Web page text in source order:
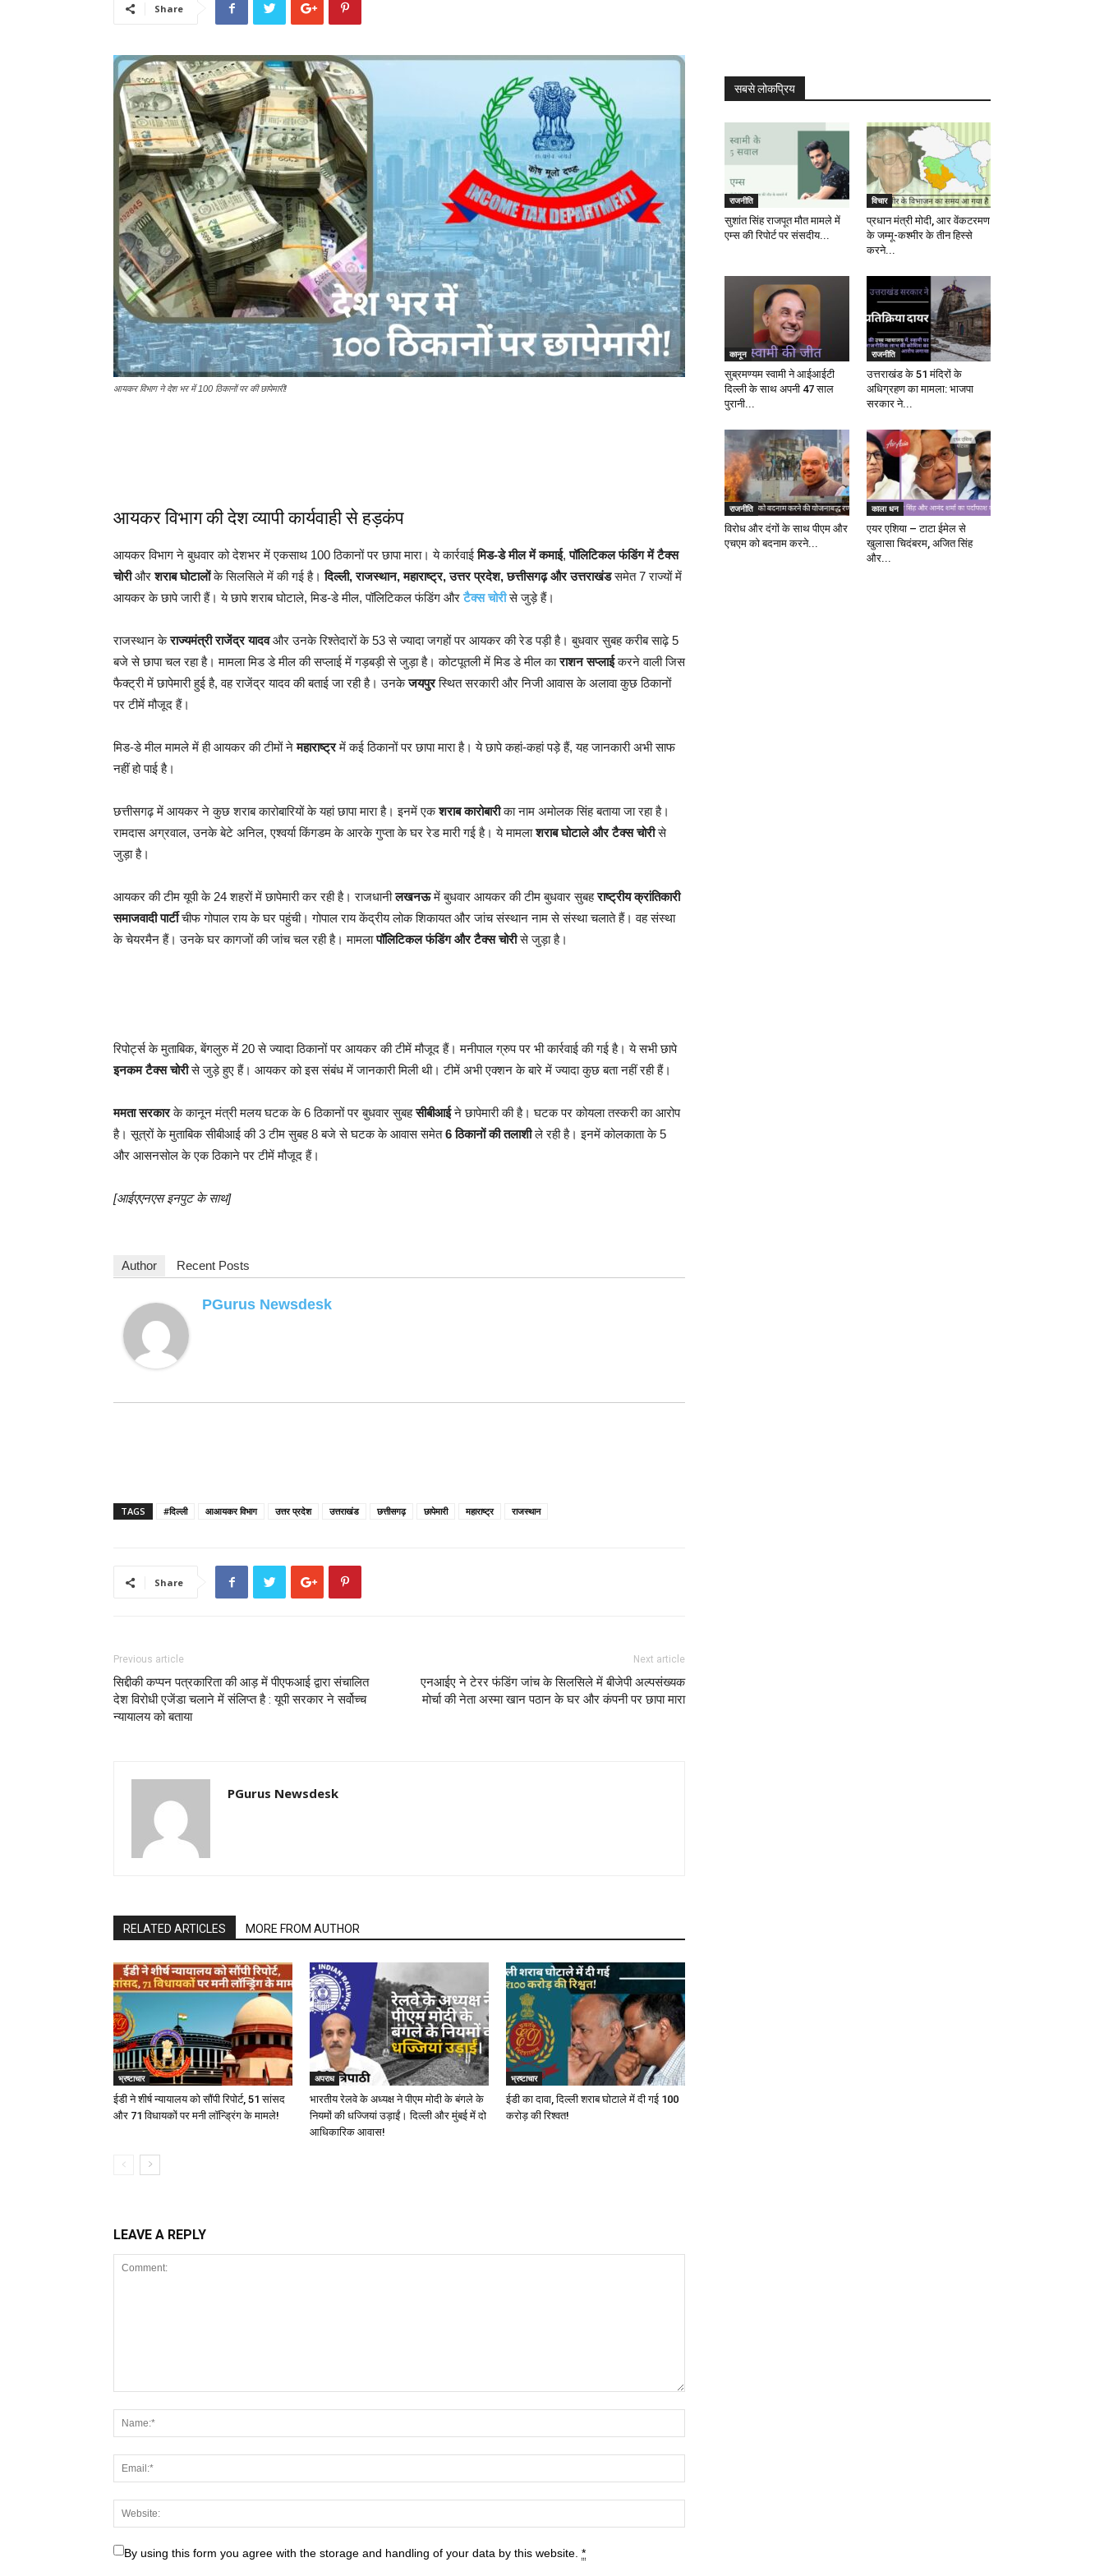
Share
आयकर विभाग ने देश भर में 100 ठिकानों पर की छापेमारी!
आयकर विभाग की देश व्यापी कार्यवाही से हड़कंप
आयकर विभाग ने बुधवार को देशभर में एकसाथ 100 ठिकानों पर छापा मारा। ये कार्रवाईमिड-डे मील में कमाई,पॉलिटिकल फंडिंग में टैक्स
चोरीऔरशराब घोटालोंके सिलसिले में की गई है।दिल्ली, राजस्थान, महाराष्ट्र, उत्तर प्रदेश, छत्तीसगढ़ और उत्तराखंडसमेत 7 राज्यों में
आयकर के छापे जारी हैं। ये छापे शराब घोटाले, मिड-डे मील, पॉलिटिकल फंडिंग औरटैक्स चोरीसे जुड़े हैं।
राजस्थान केराज्यमंत्री राजेंद्र यादवऔर उनके रिश्तेदारों के 53 से ज्यादा जगहों पर आयकर की रेड पड़ी है। बुधवार सुबह करीब साढ़े 5
बजे से छापा चल रहा है। मामला मिड डे मील की सप्लाई में गड़बड़ी से जुड़ा है। कोटपूतली में मिड डे मील काराशन सप्लाईकरने वाली जिस
फैक्ट्री में छापेमारी हुई है, वह राजेंद्र यादव की बताई जा रही है। उनकेजयपुरस्थित सरकारी और निजी आवास के अलावा कुछ ठिकानों
पर टीमें मौजूद हैं।
मिड-डे मील मामले में ही आयकर की टीमों नेमहाराष्ट्रमें कई ठिकानों पर छापा मारा है। ये छापे कहां-कहां पड़े हैं, यह जानकारी अभी साफ
नहीं हो पाई है।
छत्तीसगढ़ में आयकर ने कुछ शराब कारोबारियों के यहां छापा मारा है। इनमें एकशराब कारोबारीका नाम अमोलक सिंह बताया जा रहा है।
रामदास अग्रवाल, उनके बेटे अनिल, एश्वर्या किंगडम के आरके गुप्ता के घर रेड मारी गई है। ये मामलाशराब घोटाले और टैक्स चोरीसे
जुड़ा है।
आयकर की टीम यूपी के 24 शहरों में छापेमारी कर रही है। राजधानीलखनऊमें बुधवार आयकर की टीम बुधवार सुबहराष्ट्रीय क्रांतिकारी
समाजवादी पार्टीचीफ गोपाल राय के घर पहुंची। गोपाल राय केंद्रीय लोक शिकायत और जांच संस्थान नाम से संस्था चलाते हैं। वह संस्था
के चेयरमैन हैं। उनके घर कागजों की जांच चल रही है। मामलापॉलिटिकल फंडिंग और टैक्स चोरीसे जुड़ा है।
रिपोर्ट्स के मुताबिक, बेंगलुरु में 20 से ज्यादा ठिकानों पर आयकर की टीमें मौजूद हैं। मनीपाल ग्रुप पर भी कार्रवाई की गई है। ये सभी छापे
इनकम टैक्स चोरीसे जुड़े हुए हैं। आयकर को इस संबंध में जानकारी मिली थी। टीमें अभी एक्शन के बारे में ज्यादा कुछ बता नहीं रही हैं।
ममता सरकारके कानून मंत्री मलय घटक के 6 ठिकानों पर बुधवार सुबहसीबीआईने छापेमारी की है। घटक पर कोयला तस्करी का आरोप
है। सूत्रों के मुताबिक सीबीआई की 3 टीम सुबह 8 बजे से घटक के आवास समेत6 ठिकानों की तलाशीले रही है। इनमें कोलकाता के 5
और आसनसोल के एक ठिकाने पर टीमें मौजूद हैं।
[आईएएनएस इनपुट के साथ]
Author Recent Posts
PGurus Newsdesk
TAGS #दिल्ली आआयकर विभाग उत्तर प्रदेश उत्तराखंड छत्तीसगढ़ छापेमारी महाराष्ट्र राजस्थान
Share
Previous article
सिद्दीकी कप्पन पत्रकारिता की आड़ में पीएफआई द्वारा संचालित
देश विरोधी एजेंडा चलाने में संलिप्त है : यूपी सरकार ने सर्वोच्च
न्यायालय को बताया
Next article
एनआईए ने टेरर फंडिंग जांच के सिलसिले में बीजेपी अल्पसंख्यक
मोर्चा की नेता अस्मा खान पठान के घर और कंपनी पर छापा मारा
PGurus Newsdesk
RELATED ARTICLES MORE FROM AUTHOR
भ्रष्टाचार
ईडी ने शीर्ष न्यायालय को सौंपी रिपोर्ट, 51 सांसद
और 71 विधायकों पर मनी लॉन्ड्रिंग के मामले!
अपराध
भारतीय रेलवे के अध्यक्ष ने पीएम मोदी के बंगले के
नियमों की धज्जियां उड़ाईं। दिल्ली और मुंबई में दो
आधिकारिक आवास!
भ्रष्टाचार
ईडी का दावा, दिल्ली शराब घोटाले में दी गई ₹100
करोड़ की रिश्वत!
LEAVE A REPLY
By using this form you agree with the storage and handling of your data by this website. *
सबसे लोकप्रिय
राजनीति
सुशांत सिंह राजपूत मौत मामले में
एम्स की रिपोर्ट पर संसदीय...
विचार
प्रधान मंत्री मोदी, आर वेंकटरमण
के जम्मू-कश्मीर के तीन हिस्से
करने...
कानून
सुब्रमण्यम स्वामी ने आईआईटी
दिल्ली के साथ अपनी 47 साल
पुरानी...
राजनीति
उत्तराखंड के 51 मंदिरों के
अधिग्रहण का मामला: भाजपा
सरकार ने...
राजनीति
विरोध और दंगों के साथ पीएम और
एचएम को बदनाम करने...
काला धन
एयर एशिया – टाटा ईमेल से
खुलासा चिदंबरम, अजित सिंह
और...